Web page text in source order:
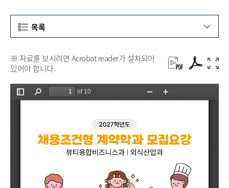
목록
※ 자료를 보시려면 Acrobat reader가 설치되어
있어야 합니다.